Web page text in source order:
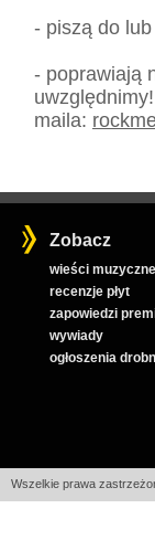
- piszą do
- poprawiają
maila:
Zobacz
wieści muzyczne
recenzje płyt
zapowiedzi
wywiady
ogłoszenia
Wszelkie prawa